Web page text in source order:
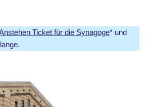
Ticket für die Synagoge* und